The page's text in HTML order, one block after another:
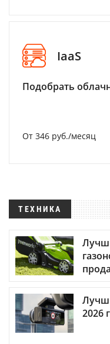
IaaS
Подобрать
От 346 руб./месяц
ТЕХНИКА
2026